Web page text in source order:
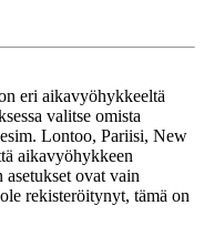
eri aikavyöhykkeeltä
valitse omista
Lontoo, Pariisi, New
aikavyöhykkeen
ovat vain
rekisteröitynyt, tämä on